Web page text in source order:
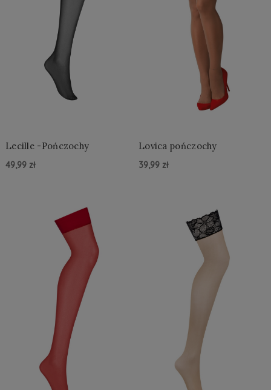
Lecille -Pończochy
49,99 zł
Lovica pończochy
39,99 zł